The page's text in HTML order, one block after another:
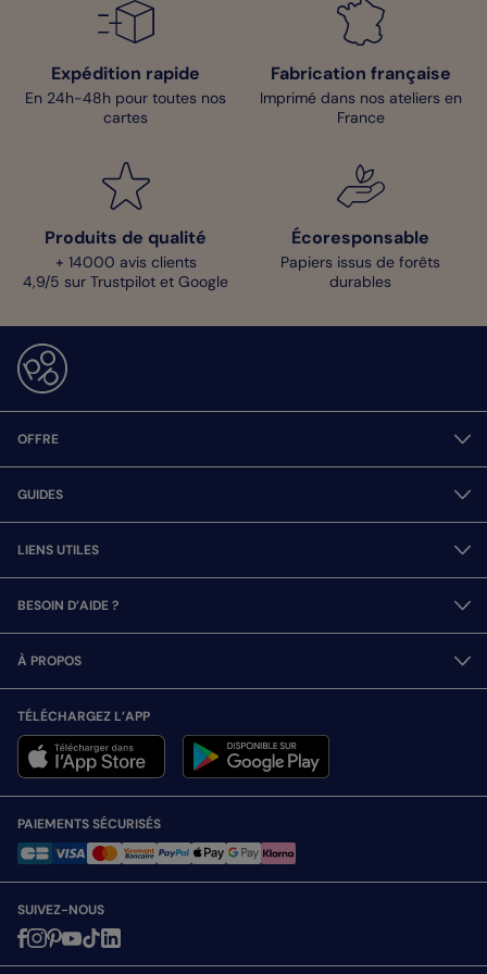
Expédition rapide
En 24h-48h pour toutes nos
cartes
Fabrication française
Imprimé dans nos ateliers en
France
Produits de qualité
+ 14000 avis clients
4,9/5 sur Trustpilot et Google
Écoresponsable
Papiers issus de forêts
durables
OFFRE
GUIDES
LIENS UTILES
BESOIN D’AIDE ?
À PROPOS
TÉLÉCHARGEZ L’APP
PAIEMENTS SÉCURISÉS
SUIVEZ-NOUS